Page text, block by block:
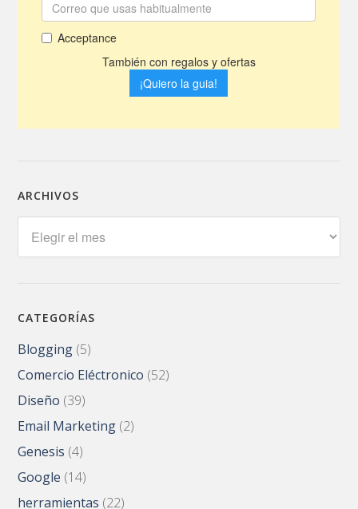
ARCHIVOS
CATEGORÍAS
Blogging (5)
Comercio Eléctronico (52)
Diseño (39)
Email Marketing (2)
Genesis (4)
Google (14)
herramientas (22)